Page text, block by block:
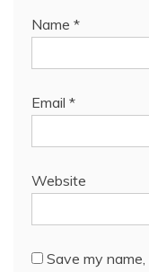
Name *
Email *
Website
Save my